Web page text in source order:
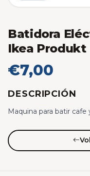
Batidora
Ikea Produkt
€7,00
DESCRIPCIÓN
Maquina para batir cafe